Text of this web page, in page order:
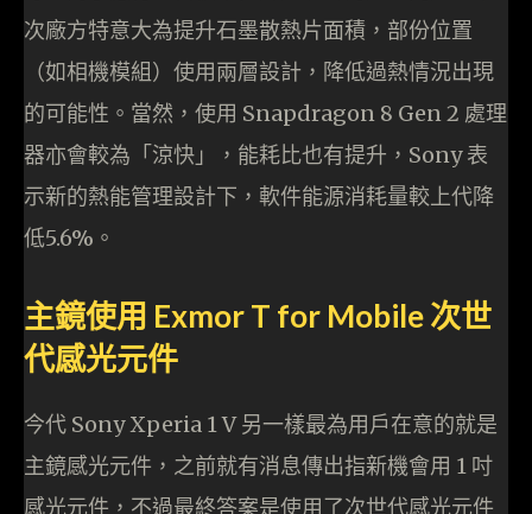
次廠方特意大為提升石墨散熱片面積，部份位置
（如相機模組）使用兩層設計，降低過熱情況出現
的可能性。當然，使用 Snapdragon 8 Gen 2 處理
器亦會較為「涼快」，能耗比也有提升，Sony 表
示新的熱能管理設計下，軟件能源消耗量較上代降
低5.6%。
主鏡使用 Exmor T for Mobile 次世
代感光元件
今代 Sony Xperia 1 V 另一樣最為用戶在意的就是
主鏡感光元件，之前就有消息傳出指新機會用 1 吋
感光元件，不過最終答案是使用了次世代感光元件